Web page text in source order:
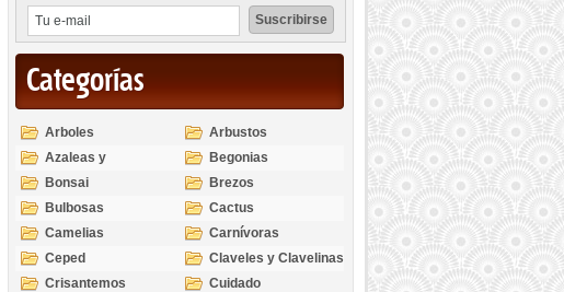
Categorías
Arboles
Arbustos
Azaleas y
Rododendros
Begonias
Bonsai
Brezos
Bulbosas
Cactus
Camelias
Carnívoras
Ceped
Claveles y Clavelinas
Crisantemos
Cuidado